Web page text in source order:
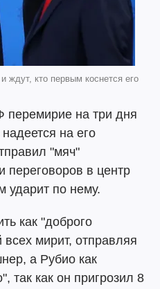
кто первым коснется его
на три дня
на его
"мяч"
переговоров в центр
ударит по нему.
как "доброго
всех мирит, отправляя
а Рубио как
так как он пригрозил 8